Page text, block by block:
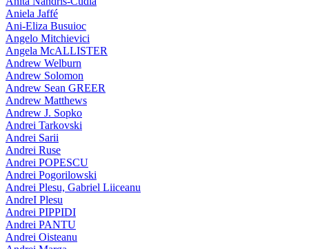
Aniela Jaffé
Ani-Eliza Busuioc
Angelo Mitchievici
Angela McALLISTER
Andrew Welburn
Andrew Solomon
Andrew Sean GREER
Andrew Matthews
Andrew J. Sopko
Andrei Tarkovski
Andrei Sarii
Andrei Ruse
Andrei POPESCU
Andrei Pogorilowski
Andrei Plesu, Gabriel Liiceanu
AndreI Plesu
Andrei PIPPIDI
Andrei PANTU
Andrei Oisteanu